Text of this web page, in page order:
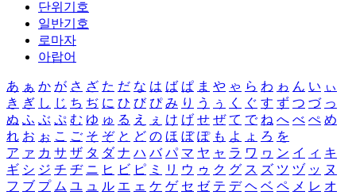
단위기호
일반기호
로마자
아랍어
あ ぁ か が さ ざ た だ な は ば ぱ ま や ゃ ら わ ゎ ん い ぃ
き ぎ し じ ち ぢ に ひ び ぴ み り う ぅ く ぐ す ず つ づ っ
ぬ ふ ぶ ぷ む ゆ ゅ る え ぇ け げ せ ぜ て で ね へ べ ぺ め
れ お ぉ こ ご そ ぞ と ど の ほ ぼ ぽ も よ ょ ろ を
ア ァ カ サ ザ タ ダ ナ ハ バ パ マ ヤ ャ ラ ワ ヮ ン イ ィ キ
ギ シ ジ チ ヂ ニ ヒ ビ ピ ミ リ ウ ゥ ク グ ス ズ ツ ヅ ッ ヌ
フ ブ プ ム ユ ュ ル エ ェ ケ ゲ セ ゼ テ デ ヘ ベ ペ メ レ オ